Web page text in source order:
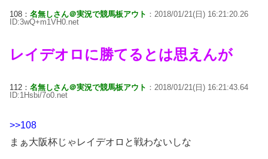
108： 名無しさん＠実況で競馬板アウト ：2018/01/21(日) 16:21:20.26
ID:3wQ+m1VH0.net
レイデオロに勝てるとは思えんが
112： 名無しさん＠実況で競馬板アウト ：2018/01/21(日) 16:21:43.64
ID:1Hsbi/7o0.net
>>108
まぁ大阪杯じゃレイデオロと戦わないしな